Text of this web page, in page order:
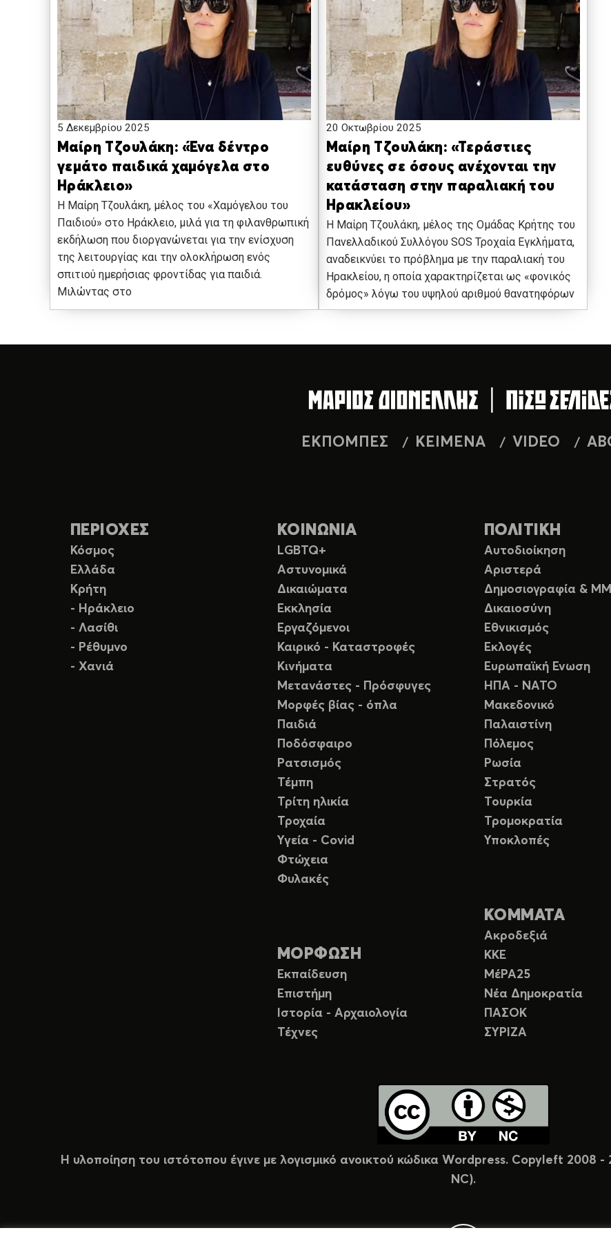
5 Δεκεμβρίου 2025
Μαίρη Τζουλάκη: «Ένα δέντρο
γεμάτο παιδικά χαμόγελα στο
Ηράκλειο»
Η Μαίρη Τζουλάκη, μέλος του «Χαμόγελου του
Παιδιού» στο Ηράκλειο, μιλά για τη φιλανθρωπική
εκδήλωση που διοργανώνεται για την ενίσχυση
της λειτουργίας και την ολοκλήρωση ενός
σπιτιού ημερήσιας φροντίδας για παιδιά.
Μιλώντας στο
20 Οκτωβρίου 2025
Μαίρη Τζουλάκη: «Τεράστιες
ευθύνες σε όσους ανέχονται την
κατάσταση στην παραλιακή του
Ηρακλείου»
Η Μαίρη Τζουλάκη, μέλος της Ομάδας Κρήτης του
Πανελλαδικού Συλλόγου SOS Τροχαία Εγκλήματα,
αναδεικνύει το πρόβλημα με την παραλιακή του
Ηρακλείου, η οποία χαρακτηρίζεται ως «φονικός
δρόμος» λόγω του υψηλού αριθμού θανατηφόρων
ΕΚΠΟΜΠΕΣ ΚΕΙΜΕΝΑ VIDEO
ΠΕΡΙΟΧΕΣ
Κόσμος
Ελλάδα
Κρήτη
- Ηράκλειο
- Λασίθι
- Ρέθυμνο
- Χανιά
ΚΟΙΝΩΝΙΑ
LGBTQ+
Αστυνομικά
Δικαιώματα
Εκκλησία
Εργαζόμενοι
Καιρικό - Καταστροφές
Κινήματα
Μετανάστες - Πρόσφυγες
Μορφές βίας - όπλα
Παιδιά
Ποδόσφαιρο
Ρατσισμός
Τέμπη
Τρίτη ηλικία
Τροχαία
Υγεία - Covid
Φτώχεια
Φυλακές
ΜΟΡΦΩΣΗ
Εκπαίδευση
Επιστήμη
Ιστορία - Αρχαιολογία
Τέχνες
ΠΟΛΙΤΙΚΗ
Αυτοδιοίκηση
Αριστερά
Δημοσιογραφία &
Δικαιοσύνη
Εθνικισμός
Εκλογές
Ευρωπαϊκή Ενωση
ΗΠΑ - ΝΑΤΟ
Μακεδονικό
Παλαιστίνη
Πόλεμος
Ρωσία
Στρατός
Τουρκία
Τρομοκρατία
Υποκλοπές
ΚΟΜΜΑΤΑ
Ακροδεξιά
ΚΚΕ
ΜέΡΑ25
Νέα Δημοκρατία
ΠΑΣΟΚ
ΣΥΡΙΖΑ
Η υλοποίηση του ιστότοπου έγινε με λογισμικό ανοικτού κώδικα Wordpress. Copyleft 2008
NC).